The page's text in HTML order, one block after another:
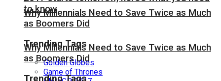
Why Millennials Need to Save Twice as Much
as Boomers Did
Trending Tags
Golden Globes
Game of Thrones
to know
Why Millennials Need to Save Twice as Much
as Boomers Did
Trending Tags